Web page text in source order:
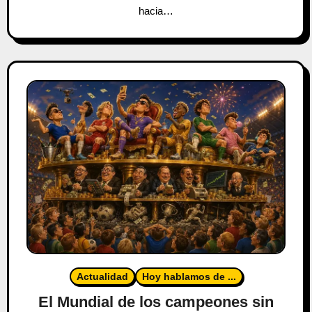
hacia…
Actualidad Hoy hablamos de ...
El Mundial de los campeones sin